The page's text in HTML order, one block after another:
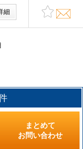
細
まとめて
お問い合わせ